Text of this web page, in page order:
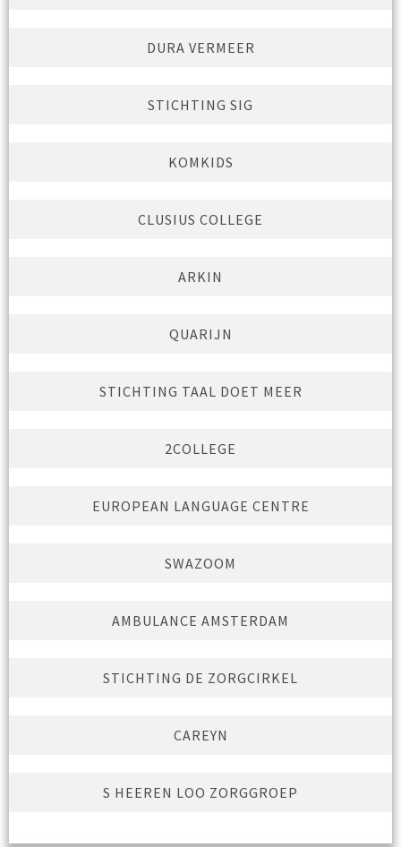
DURA VERMEER
STICHTING SIG
KOMKIDS
CLUSIUS COLLEGE
ARKIN
QUARIJN
STICHTING TAAL DOET MEER
2COLLEGE
EUROPEAN LANGUAGE CENTRE
SWAZOOM
AMBULANCE AMSTERDAM
STICHTING DE ZORGCIRKEL
CAREYN
S HEEREN LOO ZORGGROEP